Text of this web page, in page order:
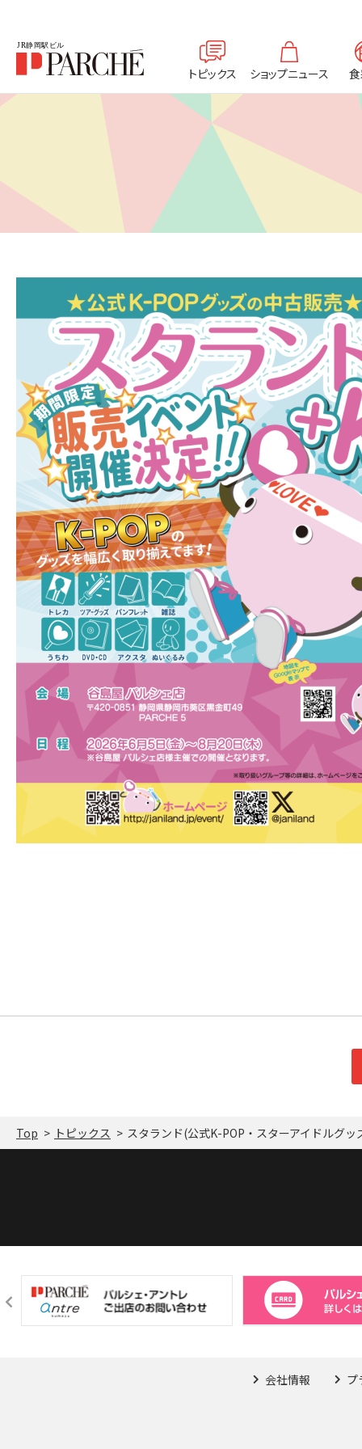
トピックス ショップニュース
Top トピックス スタランド(公式K-POP・スターアイドルグッ
会社情報 プ